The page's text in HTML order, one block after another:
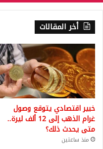
أخر المقالات
خبير اقتصادي يتوقع وصول
غرام الذهب إلى 12 ألف ليرة..
متى يحدث ذلك؟
منذ ساعتين